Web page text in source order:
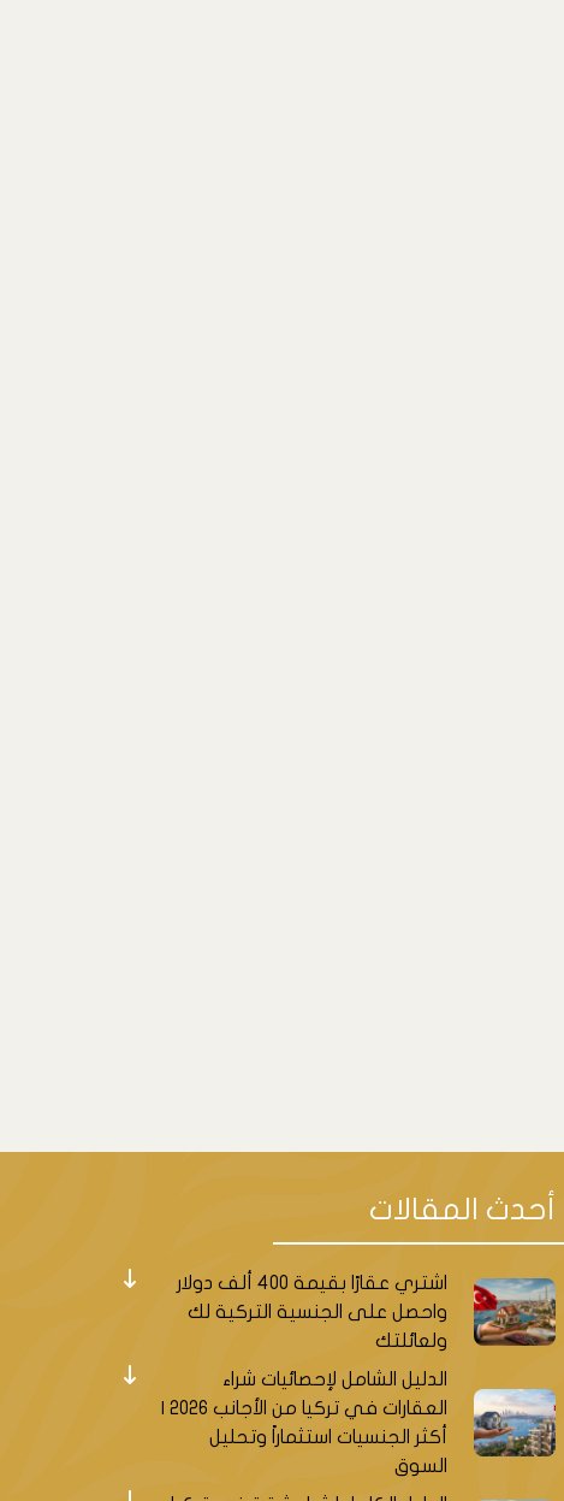
أحدث المقالات
اشتري عقارًا بقيمة 400 ألف دولار
واحصل على الجنسية التركية لك
ولعائلتك
الدليل الشامل لإحصائيات شراء
أكثر الجنسيات استثماراً وتحليل
السوق